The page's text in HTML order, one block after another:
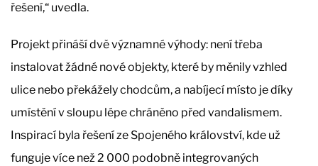
řešení,“ uvedla.
Projekt přináší dvě významné výhody: není třeba
instalovat žádné nové objekty, které by měnily vzhled
ulice nebo překážely chodcům, a nabíjecí místo je díky
umístění v sloupu lépe chráněno před vandalismem.
Inspirací byla řešení ze Spojeného království, kde už
funguje více než 2 000 podobně integrovaných